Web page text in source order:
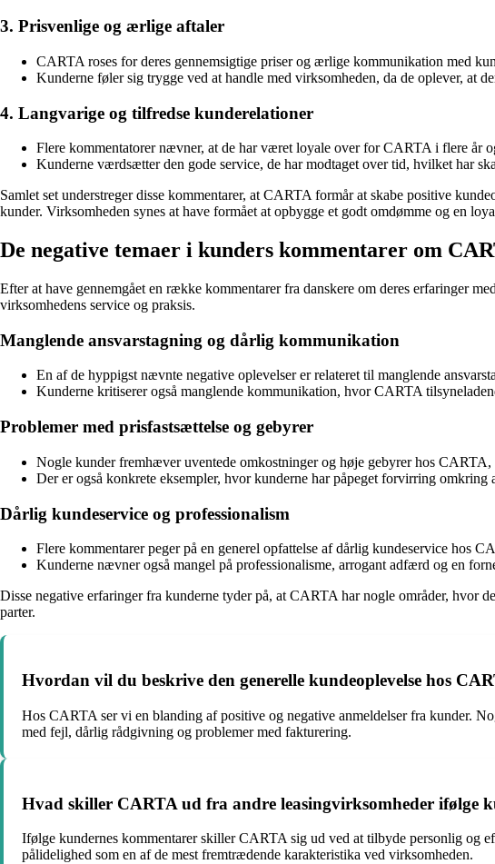
3. Prisvenlige og ærlige aftaler
CARTA roses for deres gennemsigtige priser og ærlige kommunikation med
Kunderne føler sig trygge ved at handle med virksomheden, da de oplever, at
4. Langvarige og tilfredse kunderelationer
Flere kommentatorer nævner, at de har været loyale over for CARTA i flere år
Kunderne værdsætter den gode service, de har modtaget over tid, hvilket har
Samlet set understreger disse kommentarer, at CARTA formår at skabe positive
kunder. Virksomheden synes at have formået at opbygge et godt omdømme og en
De negative temaer i kunders kommentarer om
Efter at have gennemgået en række kommentarer fra danskere om deres erfaringer
virksomhedens service og praksis.
Manglende ansvarstagning og dårlig kommunikation
En af de hyppigst nævnte negative oplevelser er relateret til manglende
Kunderne kritiserer også manglende kommunikation, hvor CARTA
Problemer med prisfastsættelse og gebyrer
Nogle kunder fremhæver uventede omkostninger og høje gebyrer hos
Der er også konkrete eksempler, hvor kunderne har påpeget forvirring
Dårlig kundeservice og professionalism
Flere kommentarer peger på en generel opfattelse af dårlig kundeservice hos
Kunderne nævner også mangel på professionalisme, arrogant adfærd og en
Disse negative erfaringer fra kunderne tyder på, at CARTA har nogle områder, hvor
parter.
Hvordan vil du beskrive den generelle kundeoplevelse hos
Hos CARTA ser vi en blanding af positive og negative anmeldelser fra kunder.
med fejl, dårlig rådgivning og problemer med fakturering.
Hvad skiller CARTA ud fra andre leasingvirksomheder ifølge
Ifølge kundernes kommentarer skiller CARTA sig ud ved at tilbyde personlig og
pålidelighed som en af ​​de mest fremtrædende karakteristika ved virksomheden.